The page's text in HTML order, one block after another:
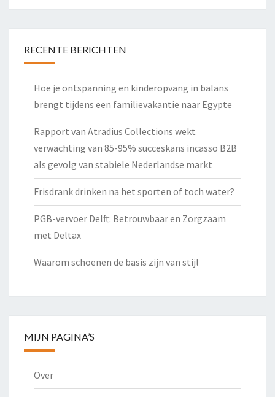
RECENTE BERICHTEN
Hoe je ontspanning en kinderopvang in balans
brengt tijdens een familievakantie naar Egypte
Rapport van Atradius Collections wekt
verwachting van 85-95% succeskans incasso B2B
als gevolg van stabiele Nederlandse markt
Frisdrank drinken na het sporten of toch water?
PGB-vervoer Delft: Betrouwbaar en Zorgzaam
met Deltax
Waarom schoenen de basis zijn van stijl
MIJN PAGINA’S
Over